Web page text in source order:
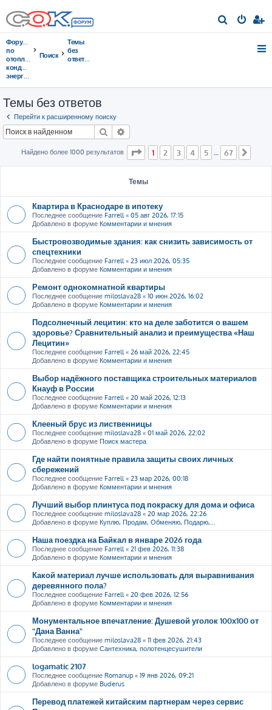
о
Форумы
по
отоплению,
кондиционированию,
энергосбережению
Поиск
Темы
без
ответов
Темы без ответов
Перейти к расширенному поиску
Поиск
Найдено более 1000 результатов Страница из 67
1 2 3 4 5 67
Темы
Квартира в Краснодаре в ипотеку
Последнее сообщение Farrell « 05 авг 2026, 17:15
Добавлено в форуме Комментарии и мнения
Быстровозводимые здания: как снизить зависимость от
спецтехники
Последнее сообщение Farrell « 23 июл 2026, 05:35
Добавлено в форуме Комментарии и мнения
Ремонт однокомнатной квартиры
Последнее сообщение miloslava28 « 10 июн 2026, 16:02
Добавлено в форуме Комментарии и мнения
Подсолнечный лецитин: кто на деле заботится о вашем
здоровье? Сравнительный анализ и преимущества «Наш
Лецитин»
Последнее сообщение Farrell « 26 май 2026, 22:45
Добавлено в форуме Комментарии и мнения
Выбор надёжного поставщика строительных материалов
Кнауф в России
Последнее сообщение Farrell « 20 май 2026, 12:13
Добавлено в форуме Комментарии и мнения
Клееный брус из лиственницы
Последнее сообщение miloslava28 « 01 май 2026, 22:02
Добавлено в форуме Поиск мастера
Где найти понятные правила защиты своих личных
сбережений
Последнее сообщение Farrell « 23 мар 2026, 00:18
Добавлено в форуме Комментарии и мнения
Лучший выбор плинтуса под покраску для дома и офиса
Последнее сообщение miloslava28 « 20 мар 2026, 22:26
Добавлено в форуме Куплю, Продам, Обменяю, Подарю,...
Наша поездка на Байкал в январе 2026 года
Последнее сообщение Farrell « 21 фев 2026, 11:38
Добавлено в форуме Комментарии и мнения
Какой материал лучше использовать для выравнивания
деревянного пола?
Последнее сообщение Farrell « 20 фев 2026, 12:56
Добавлено в форуме Комментарии и мнения
Монументальное впечатление: Душевой уголок 100х100 от
"Дана Ванна"
Последнее сообщение miloslava28 « 11 фев 2026, 21:43
Добавлено в форуме Сантехника, полотенцесушители
logamatic 2107
Последнее сообщение Romanup « 19 янв 2026, 09:21
Добавлено в форуме Buderus
Перевод платежей китайским партнерам через сервис